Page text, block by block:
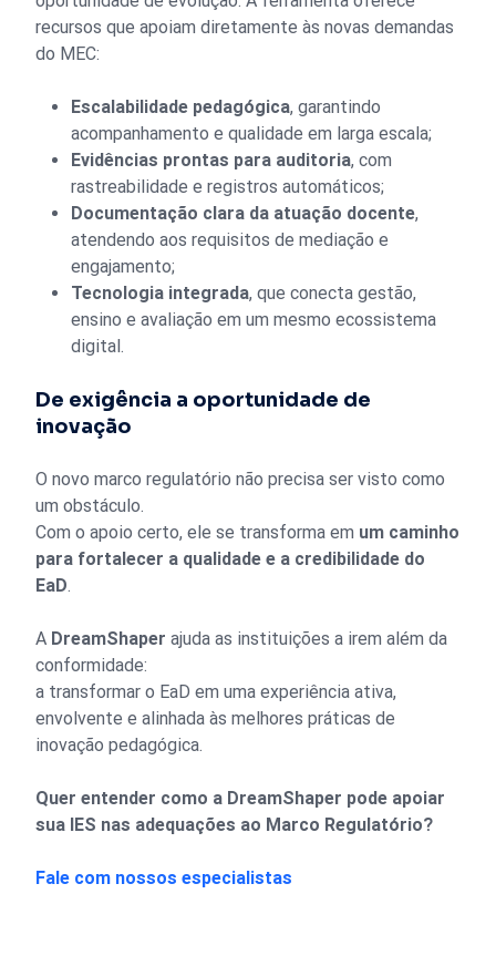
recursos que apoiam diretamente às novas demandas
do MEC:
Escalabilidade pedagógica, garantindo
acompanhamento e qualidade em larga escala;
Evidências prontas para auditoria, com
rastreabilidade e registros automáticos;
Documentação clara da atuação docente,
atendendo aos requisitos de mediação e
engajamento;
Tecnologia integrada, que conecta gestão,
ensino e avaliação em um mesmo ecossistema
digital.
De exigência a oportunidade de
inovação
O novo marco regulatório não precisa ser visto como
um obstáculo.
Com o apoio certo, ele se transforma em um caminho
para fortalecer a qualidade e a credibilidade do
EaD.
A DreamShaper ajuda as instituições a irem além da
conformidade:
a transformar o EaD em uma experiência ativa,
envolvente e alinhada às melhores práticas de
inovação pedagógica.
Quer entender como a DreamShaper pode apoiar
sua IES nas adequações ao Marco Regulatório?
Fale com nossos especialistas